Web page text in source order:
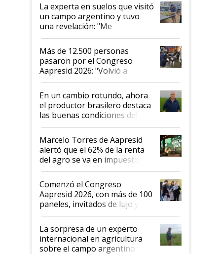
La experta en suelos que visitó
un campo argentino y tuvo
una revelación: "Me
impresionó mucho"
Más de 12.500 personas
pasaron por el Congreso
Aapresid 2026: "Volvió a
demostrar que hablar del
suelo es hablar de todo el
sistema productivo"
En un cambio rotundo, ahora
el productor brasilero destaca
las buenas condiciones del
agro argentino para invertir:
"Los veo más motivados"
Marcelo Torres de Aapresid
alertó que el 62% de la renta
del agro se va en impuestos:
"No es bueno que en
Argentina se sigan discutiendo
las mismas cosas de hace 50
años"
Comenzó el Congreso
Aapresid 2026, con más de 100
paneles, invitados de lujo y
todas las tendencias
La sorpresa de un experto
internacional en agricultura
sobre el campo argentino: